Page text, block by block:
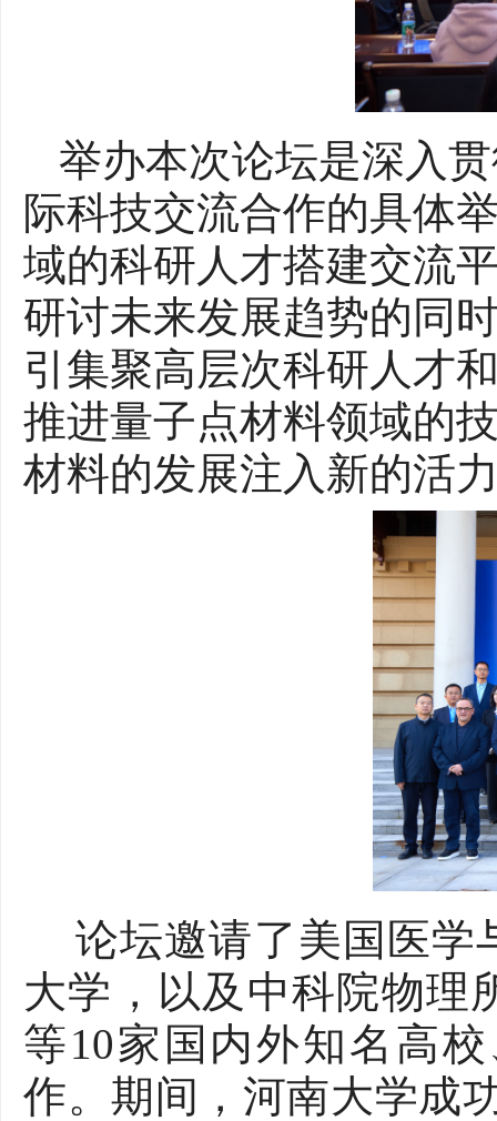
举办本次论坛是深入
际科技交流合作的具体
域的科研人才搭建交流
研讨未来发展趋势的同
引集聚高层次科研人才
推进量子点材料领域的
材料的发展注入新的活
论坛邀请了美国医学
大学，以及中科院物理
等10家国内外知名高
作。期间，河南大学成